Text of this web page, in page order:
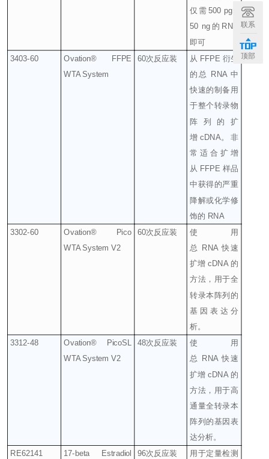
仅需 500 pg -
50 ng 的 RNA
即可
3403-60 Ovation® FFPE
WTA System
60次反应装 从 FFPE 衍生
的总 RNA中
快速的制备用
于整个转录物
阵列的扩
增 cDNA 。
非
常适合扩增
从 FFPE 样品
中获得的严重
降解或化学修
饰的 RNA
3302-60
Ovation® Pico
WTA System V2
60次反应装 使用
总 RNA快速
扩增 cDNA 的
方法，用于全
转录本阵列的
基因表达分
析。
3312-48
Ovation® PicoSL
WTA System V2
48次反应装
使用
总
RNA快速
扩增 cDNA 的
方法，用于高
通量全转录本
阵列的基因表
达分析。
RE62141
17-beta Estradiol
96次反应装
用于定量检测
联系
顶部